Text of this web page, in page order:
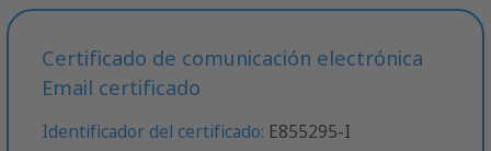
Certificado de comunicación electrónica
Email certificado
Identificador del certificado: E855295-I